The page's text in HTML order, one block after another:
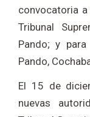
convocatoria
Tribunal
Pando; y
Pando,
El 15 de
nuevas